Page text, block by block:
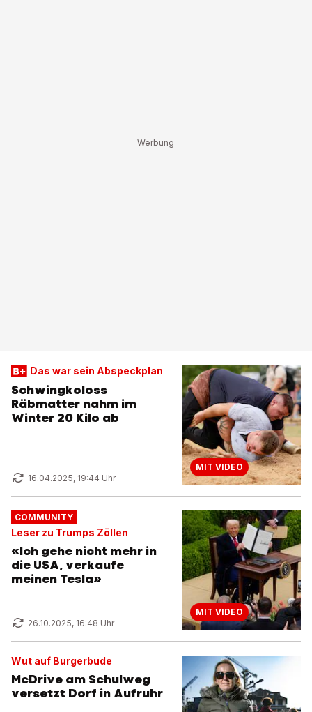
Das war sein Abspeckplan
Schwingkoloss
Räbmatter nahm im
Winter 20 Kilo ab
16.04.2025, 19:44 Uhr
MIT VIDEO
COMMUNITY
Leser zu Trumps Zöllen
«Ich gehe nicht mehr in
die USA, verkaufe
meinen Tesla»
26.10.2025, 16:48 Uhr
MIT VIDEO
Wut auf Burgerbude
McDrive am Schulweg
versetzt Dorf in Aufruhr